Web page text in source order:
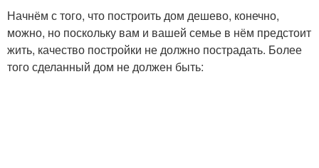
Начнём с того, что построить дом дешево, конечно,
можно, но поскольку вам и вашей семье в нём предстоит
жить, качество постройки не должно пострадать. Более
того сделанный дом не должен быть: